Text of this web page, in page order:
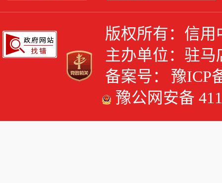
版权所有：信
主办单位：驻
备案号：
豫ICP
豫公网安备